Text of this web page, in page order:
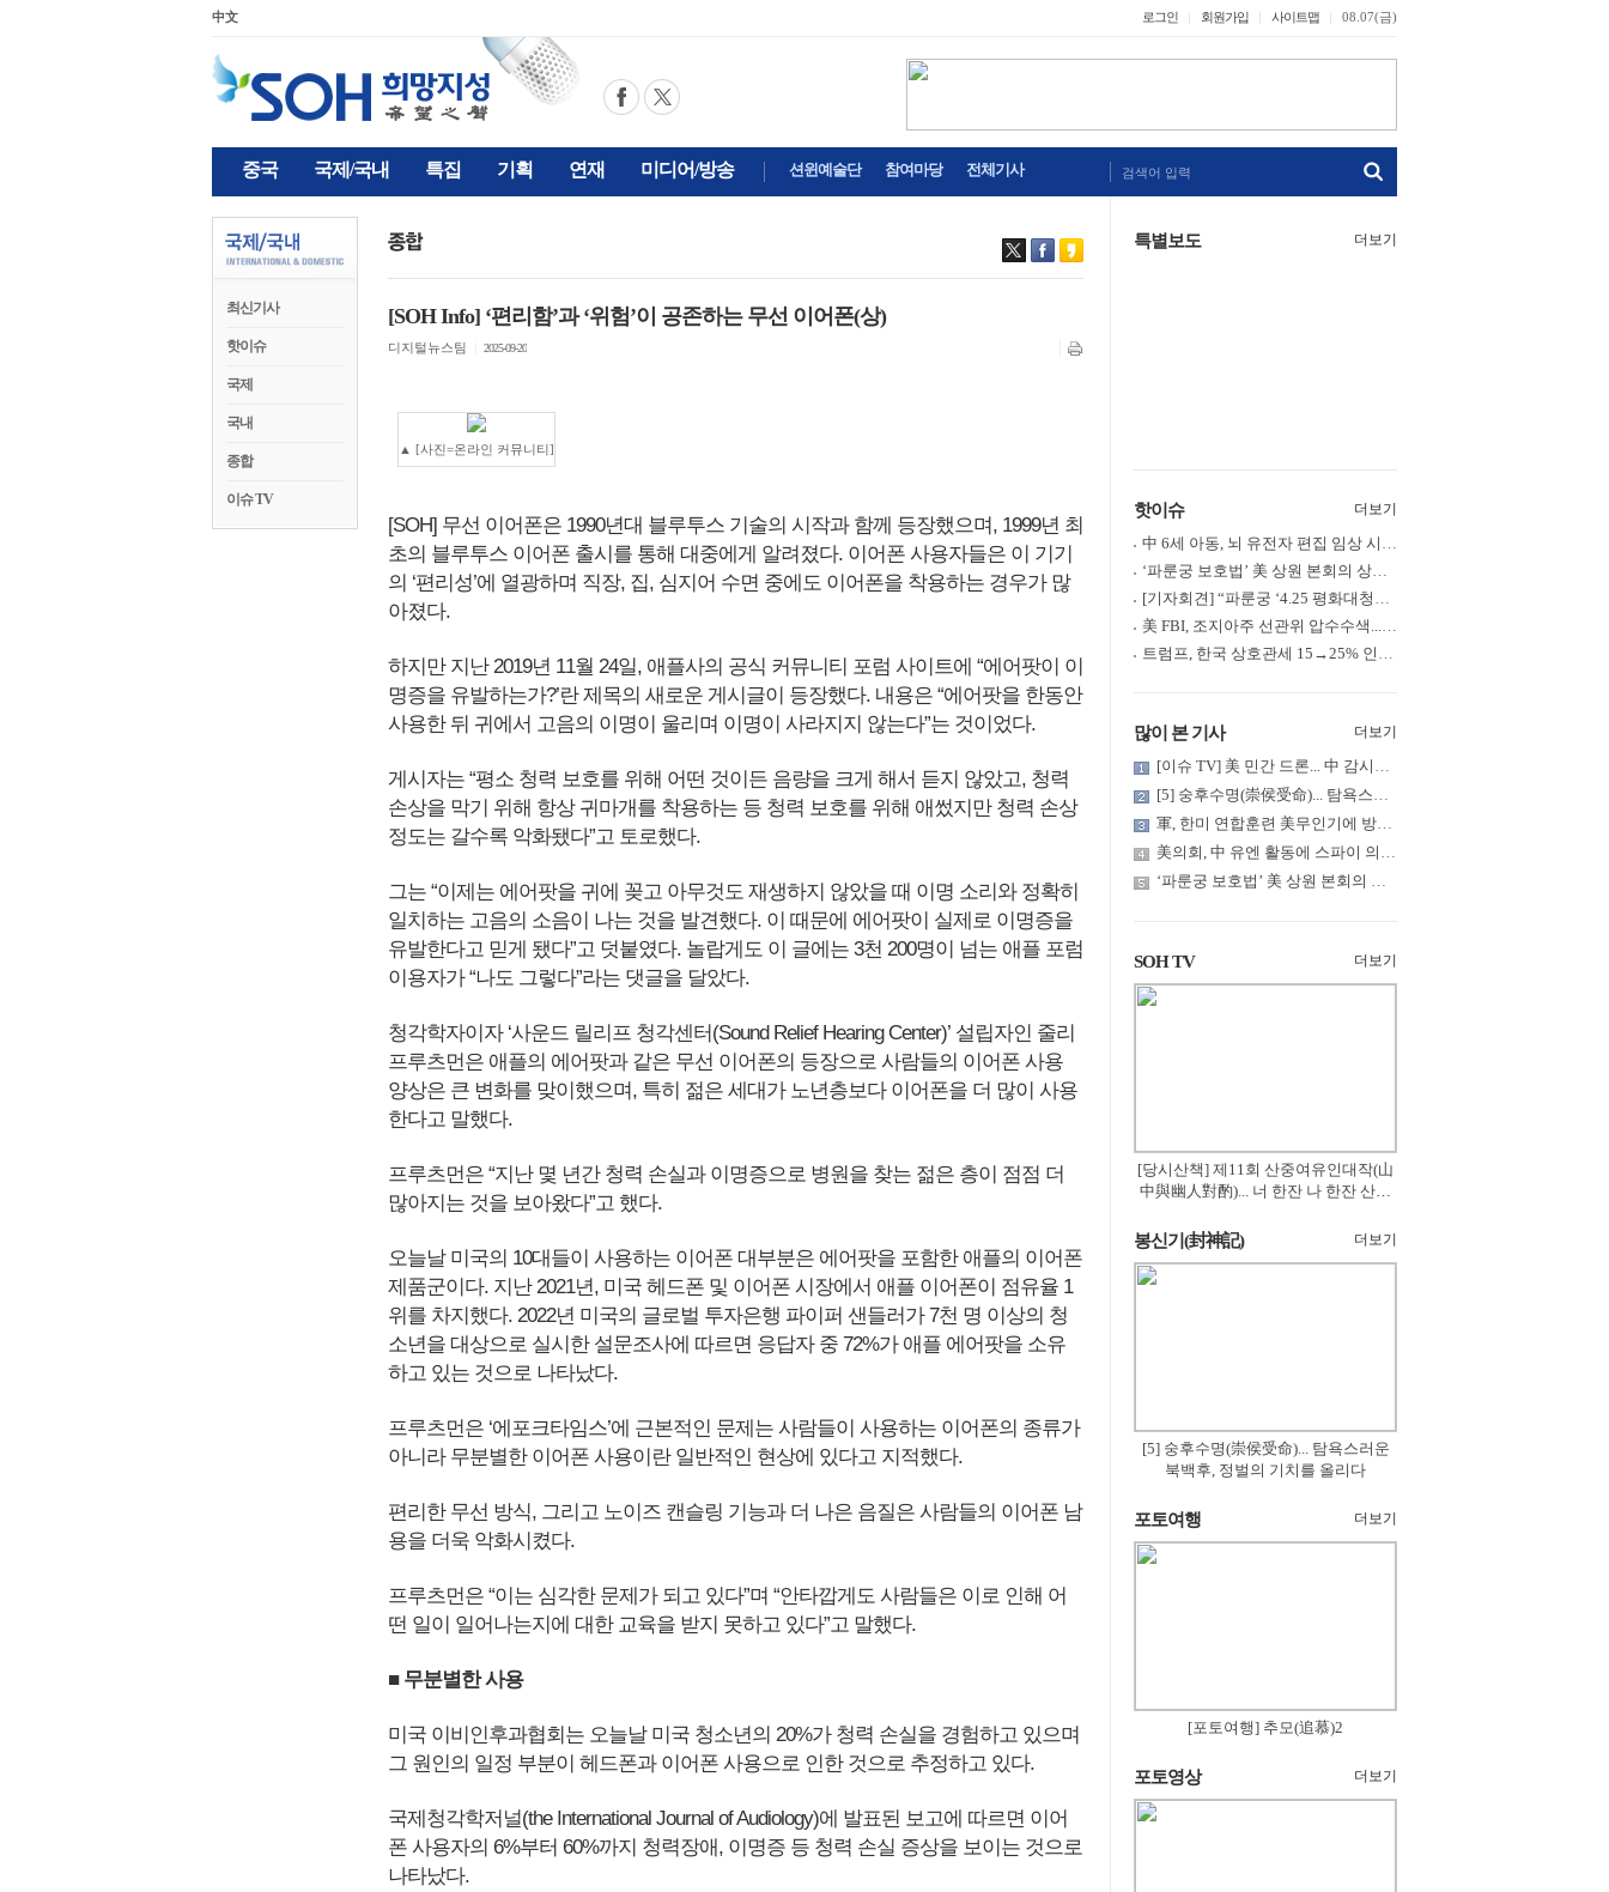
中文 로그인 회원가입 사이트맵 08.07(금)
중국 국제/국내 특집 기획 연재 미디어/방송 션윈예술단 참여마당 전체기사 검색어 입력
최신기사
핫이슈
국제
국내
종합
이슈 TV
[SOH Info] ‘편리함’과 ‘위험’이 공존하는 무선 이어폰(상)
디지털뉴스팀 2025-09-20
▲ [사진=온라인 커뮤니티]
[SOH] 무선 이어폰은 1990년대 블루투스 기술의 시작과 함께 등장했으며, 1999년 최
초의 블루투스 이어폰 출시를 통해 대중에게 알려졌다. 이어폰 사용자들은 이 기기
의 ‘편리성’에 열광하며 직장, 집, 심지어 수면 중에도 이어폰을 착용하는 경우가 많
아졌다.
하지만 지난 2019년 11월 24일, 애플사의 공식 커뮤니티 포럼 사이트에 “에어팟이 이
명증을 유발하는가?’란 제목의 새로운 게시글이 등장했다. 내용은 “에어팟을 한동안
사용한 뒤 귀에서 고음의 이명이 울리며 이명이 사라지지 않는다”는 것이었다.
게시자는 “평소 청력 보호를 위해 어떤 것이든 음량을 크게 해서 듣지 않았고, 청력
손상을 막기 위해 항상 귀마개를 착용하는 등 청력 보호를 위해 애썼지만 청력 손상
정도는 갈수록 악화됐다”고 토로했다.
그는 “이제는 에어팟을 귀에 꽂고 아무것도 재생하지 않았을 때 이명 소리와 정확히
일치하는 고음의 소음이 나는 것을 발견했다. 이 때문에 에어팟이 실제로 이명증을
유발한다고 믿게 됐다”고 덧붙였다. 놀랍게도 이 글에는 3천 200명이 넘는 애플 포럼
이용자가 “나도 그렇다”라는 댓글을 달았다.
청각학자이자 ‘사운드 릴리프 청각센터(Sound Relief Hearing Center)’ 설립자인 줄리
프루츠먼은 애플의 에어팟과 같은 무선 이어폰의 등장으로 사람들의 이어폰 사용
양상은 큰 변화를 맞이했으며, 특히 젊은 세대가 노년층보다 이어폰을 더 많이 사용
한다고 말했다.
프루츠먼은 “지난 몇 년간 청력 손실과 이명증으로 병원을 찾는 젊은 층이 점점 더
많아지는 것을 보아왔다”고 했다.
오늘날 미국의 10대들이 사용하는 이어폰 대부분은 에어팟을 포함한 애플의 이어폰
제품군이다. 지난 2021년, 미국 헤드폰 및 이어폰 시장에서 애플 이어폰이 점유율 1
위를 차지했다. 2022년 미국의 글로벌 투자은행 파이퍼 샌들러가 7천 명 이상의 청
소년을 대상으로 실시한 설문조사에 따르면 응답자 중 72%가 애플 에어팟을 소유
하고 있는 것으로 나타났다.
프루츠먼은 ‘에포크타임스’에 근본적인 문제는 사람들이 사용하는 이어폰의 종류가
아니라 무분별한 이어폰 사용이란 일반적인 현상에 있다고 지적했다.
편리한 무선 방식, 그리고 노이즈 캔슬링 기능과 더 나은 음질은 사람들의 이어폰 남
용을 더욱 악화시켰다.
프루츠먼은 “이는 심각한 문제가 되고 있다”며 “안타깝게도 사람들은 이로 인해 어
떤 일이 일어나는지에 대한 교육을 받지 못하고 있다”고 말했다.
■ 무분별한 사용
미국 이비인후과협회는 오늘날 미국 청소년의 20%가 청력 손실을 경험하고 있으며
그 원인의 일정 부분이 헤드폰과 이어폰 사용으로 인한 것으로 추정하고 있다.
국제청각학저널(the International Journal of Audiology)에 발표된 보고에 따르면 이어
폰 사용자의 6%부터 60%까지 청력장애, 이명증 등 청력 손실 증상을 보이는 것으로
나타났다.
특별보도 더보기
핫이슈 더보기
中 6세 아동, 뇌 유전자 편집 임상 시험 중 사망... 의료진 1년간 ....
‘파룬궁 보호법’ 美 상원 본회의 상정... 최종 입법 ‘초읽기’
[기자회견] “파룬궁 ‘4.25 평화대청원’ 기념 & 중공의 션윈 공연 .....
美 FBI, 조지아주 선관위 압수수색... 트럼프 “부정선거 증거 확보....
트럼프, 한국 상호관세 15→25% 인상... “韓 국회 무력합의 미비준”....
많이 본 기사 더보기
[이슈 TV] 美 민간 드론... 中 감시망 뚫고 군함 근접 촬영
[5] 숭후수명(崇侯受命)... 탐욕스러운 북백후, 정벌의 기치를 올.....
軍, 한미 연합훈련 美무인기에 방공태세 발령... 왜?
美의회, 中 유엔 활동에 스파이 의혹 제기
‘파룬궁 보호법’ 美 상원 본회의 상정... 최종 입법 ‘초읽기’
SOH TV 더보기
[당시산책] 제11회 산중여유인대작(山
中與幽人對酌)... 너 한잔 나 한잔 산의
봉신기(封神記) 더보기
[5] 숭후수명(崇侯受命)... 탐욕스러운
북백후, 정벌의 기치를 올리다
포토여행 더보기
[포토여행] 추모(追慕)2
포토영상 더보기